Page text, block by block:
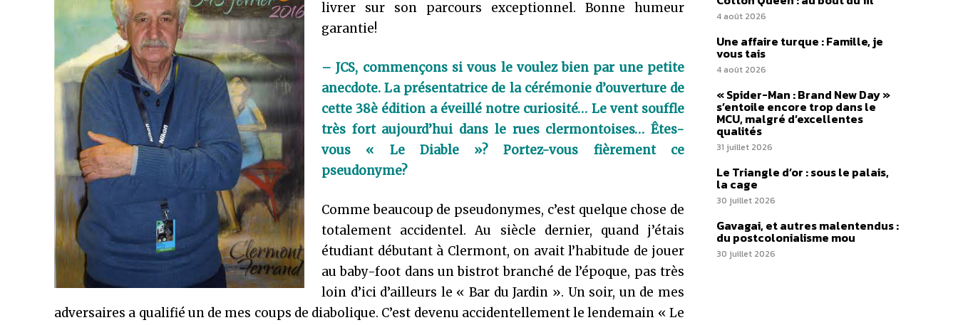
livrer sur son parcours exceptionnel. Bonne humeur
garantie!
– JCS, commençons si vous le voulez bien par une petite
anecdote. La présentatrice de la cérémonie d’ouverture de
cette 38è édition a éveillé notre curiosité… Le vent souffle
très fort aujourd’hui dans le rues clermontoises… Êtes-
vous « Le Diable »? Portez-vous fièrement ce
pseudonyme?
Comme beaucoup de pseudonymes, c’est quelque chose de
totalement accidentel. Au siècle dernier, quand j’étais
étudiant débutant à Clermont, on avait l’habitude de jouer
au baby-foot dans un bistrot branché de l’époque, pas très
loin d’ici d’ailleurs le « Bar du Jardin ». Un soir, un de mes
adversaires a qualifié un de mes coups de diabolique. C’est devenu accidentellement le lendemain « Le
4 août 2026
Une affaire turque : Famille, je
vous tais
4 août 2026
« Spider-Man : Brand New Day »
s’entoile encore trop dans le
MCU, malgré d’excellentes
qualités
31 juillet 2026
Le Triangle d’or : sous le palais,
la cage
30 juillet 2026
Gavagai, et autres malentendus :
du postcolonialisme mou
30 juillet 2026